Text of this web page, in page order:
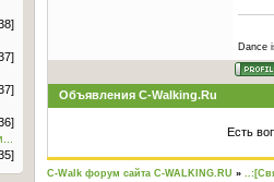
Dance
Объявления C-Walking.Ru
Есть
C-Walk форум сайта C-WALKING.RU »